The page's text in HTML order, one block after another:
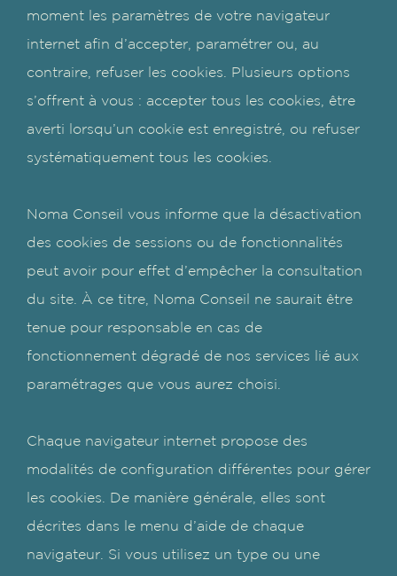
moment les paramètres de votre navigateur
internet afin d’accepter, paramétrer ou, au
contraire, refuser les cookies. Plusieurs options
s’offrent à vous : accepter tous les cookies, être
averti lorsqu’un cookie est enregistré, ou refuser
systématiquement tous les cookies.
Noma Conseil vous informe que la désactivation
des cookies de sessions ou de fonctionnalités
peut avoir pour effet d’empêcher la consultation
du site. À ce titre, Noma Conseil ne saurait être
tenue pour responsable en cas de
fonctionnement dégradé de nos services lié aux
paramétrages que vous aurez choisi.
Chaque navigateur internet propose des
modalités de configuration différentes pour gérer
les cookies. De manière générale, elles sont
décrites dans le menu d’aide de chaque
navigateur. Si vous utilisez un type ou une